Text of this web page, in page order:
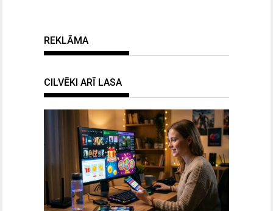
REKLĀMA
CILVĒKI ARĪ LASA